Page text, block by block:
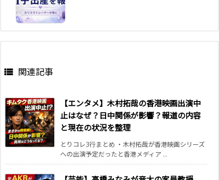
 関連記事
【エンタメ】木村拓哉の香港映画出演中
止はなぜ？日中関係が影響？報道の内容
と現在の状況を整理
とりコレ3行まとめ ・木村拓哉が香港映画シリーズ
への出演予定だったと香港メディア ...